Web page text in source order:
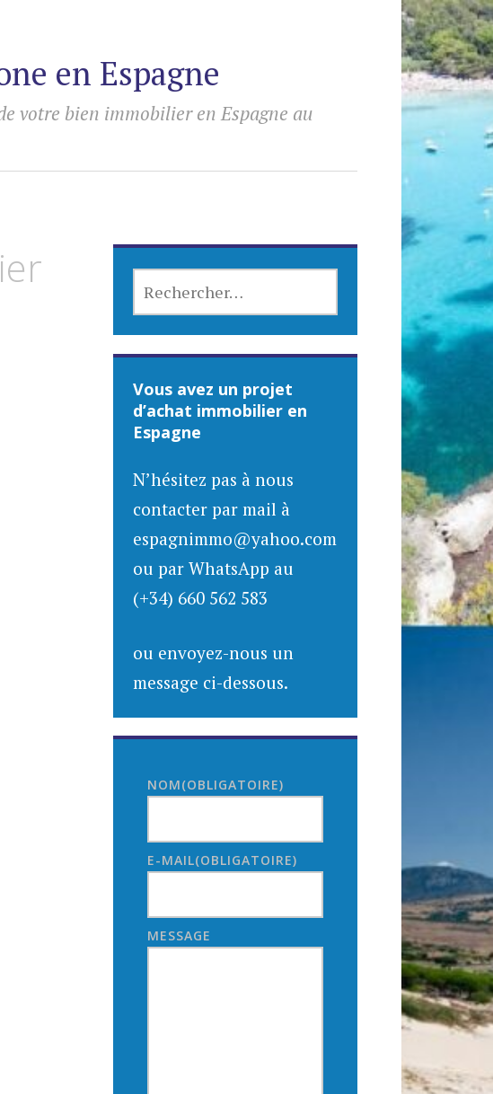
en Espagne
votre bien immobilier en Espagne au
Vous avez un projet
d’achat immobilier en
Espagne
N’hésitez pas à nous
contacter par mail à
espagnimmo@yahoo.com
ou par WhatsApp au
(+34) 660 562 583
ou envoyez-nous un
message ci-dessous.
NOM(OBLIGATOIRE)
E-MAIL(OBLIGATOIRE)
MESSAGE